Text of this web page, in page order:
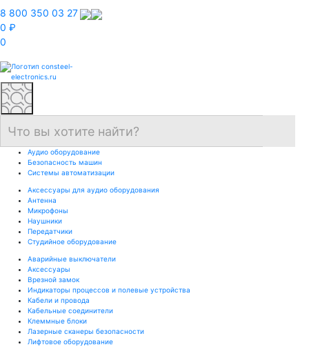
8 800 350 03 27
0 ₽
0
Аудио оборудование
Безопасность машин
Системы автоматизации
Аксессуары для аудио оборудования
Антенна
Микрофоны
Наушники
Передатчики
Студийное оборудование
Аварийные выключатели
Аксессуары
Врезной замок
Индикаторы процессов и полевые устройства
Кабели и провода
Кабельные соединители
Клеммные блоки
Лазерные сканеры безопасности
Лифтовое оборудование